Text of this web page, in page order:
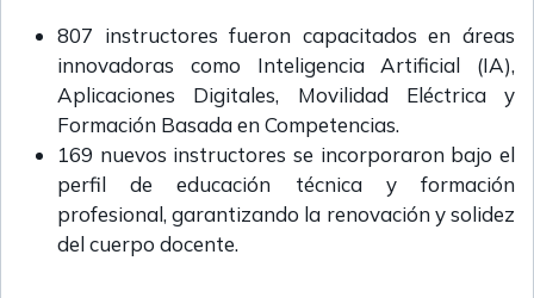
807 instructores fueron capacitados en áreas
innovadoras como Inteligencia Artificial (IA),
Aplicaciones Digitales, Movilidad Eléctrica y
Formación Basada en Competencias.
169 nuevos instructores se incorporaron bajo el
perfil de educación técnica y formación
profesional, garantizando la renovación y solidez
del cuerpo docente.